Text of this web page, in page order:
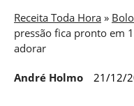
Receita Toda Hora »
pressão fica pronto em
adorar
André Holmo 21/12/